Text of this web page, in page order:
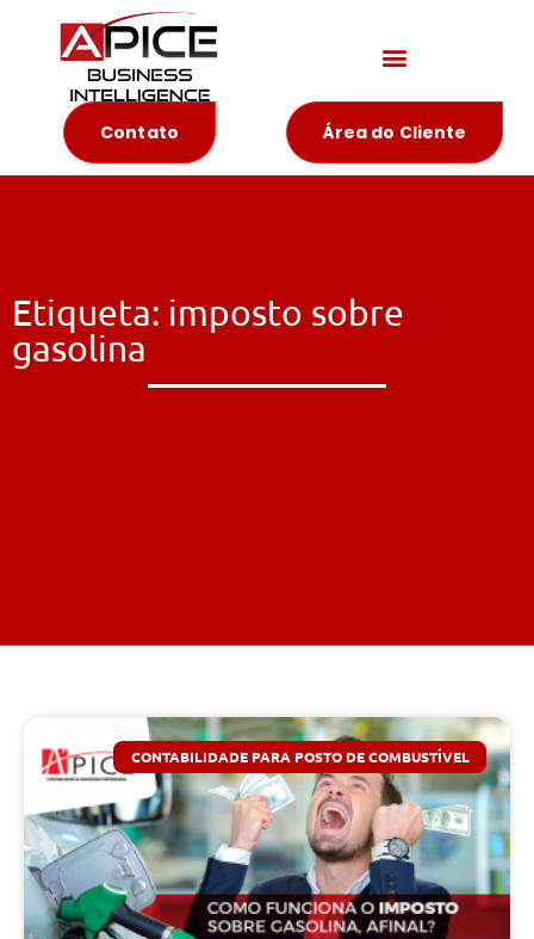
Contato Área do Cliente
Etiqueta: imposto sobre
gasolina
CONTABILIDADE PARA POSTO DE COMBUSTÍVEL